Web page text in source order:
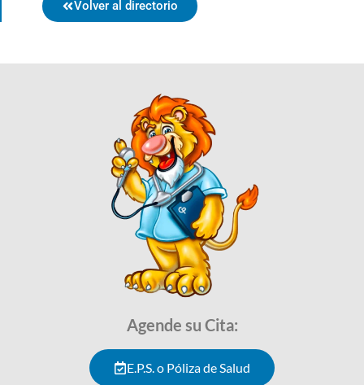
Volver al directorio
Agende su Cita:
E.P.S. o Póliza de Salud